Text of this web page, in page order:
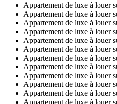
Appartement de luxe à louer
Appartement de luxe à louer
Appartement de luxe à louer
Appartement de luxe à louer
Appartement de luxe à louer
Appartement de luxe à louer
Appartement de luxe à louer
Appartement de luxe à louer
Appartement de luxe à louer
Appartement de luxe à louer
Appartement de luxe à louer
Appartement de luxe à louer